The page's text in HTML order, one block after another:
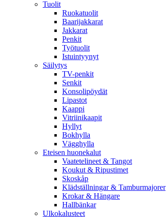
Tuolit
Ruokatuolit
Baarijakkarat
Jakkarat
Penkit
Työtuolit
Istuintyynyt
Säilytys
TV-penkit
Senkit
Konsolipöydät
Lipastot
Kaappi
Vitriinikaapit
Hyllyt
Bokhylla
Vägghylla
Eteisen huonekalut
Vaatetelineet & Tangot
Koukut & Ripustimet
Skoskåp
Klädställningar & Tamburmajorer
Krokar & Hängare
Hallbänkar
Ulkokalusteet